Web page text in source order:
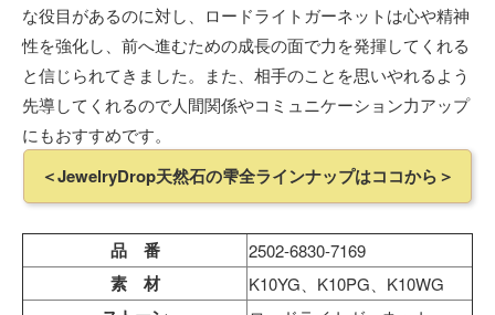
な役目があるのに対し、ロードライトガーネットは心や精神
性を強化し、前へ進むための成長の面で力を発揮してくれる
と信じられてきました。また、相手のことを思いやれるよう
先導してくれるので人間関係やコミュニケーション力アップ
にもおすすめです。
＜JewelryDrop天然石の雫全ラインナップはココから＞
品 番 2502-6830-7169
素 材 K10YG、K10PG、K10WG